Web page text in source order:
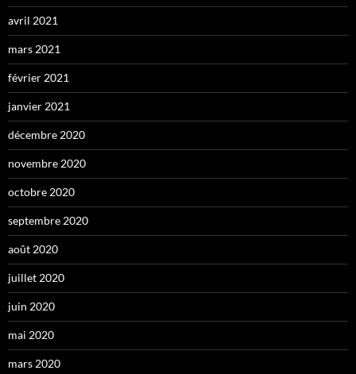
avril 2021
mars 2021
février 2021
janvier 2021
décembre 2020
novembre 2020
octobre 2020
septembre 2020
août 2020
juillet 2020
juin 2020
mai 2020
mars 2020